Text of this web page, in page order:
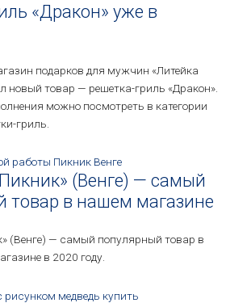
«Дракон» уже в
подарков для мужчин «Литейка
новый товар — решетка-гриль «Дракон».
можно посмотреть в категории
гриль.
(Венге) — самый
товар в нашем магазине
(Венге) — самый популярный товар в
в 2020 году.